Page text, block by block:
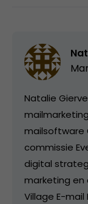
Natalie
mailsoftware
commissie
digital
marketing en
Village E-